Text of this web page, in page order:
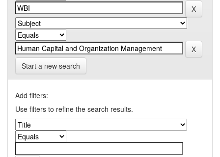
Start a new search
Add filters:
Use filters to refine the search results.